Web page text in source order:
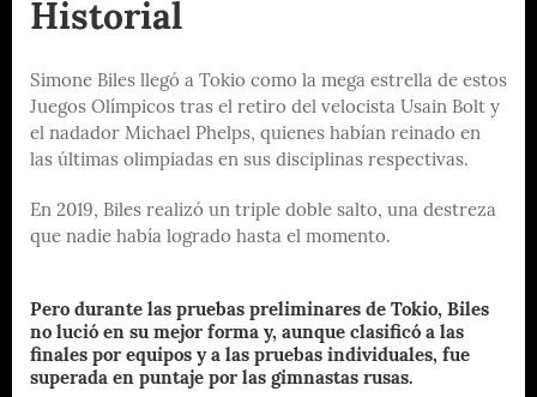
Historial
Simone Biles llegó a Tokio como la mega estrella de estos
Juegos Olímpicos tras el retiro del velocista Usain Bolt y
el nadador Michael Phelps, quienes habían reinado en
las últimas olimpiadas en sus disciplinas respectivas.
En 2019, Biles realizó un triple doble salto, una destreza
que nadie había logrado hasta el momento.
Pero durante las pruebas preliminares de Tokio, Biles
no lució en su mejor forma y, aunque clasificó a las
finales por equipos y a las pruebas individuales, fue
superada en puntaje por las gimnastas rusas.